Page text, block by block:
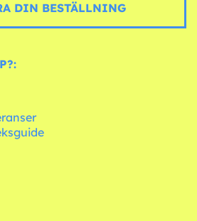
DIN BESTÄLLNING